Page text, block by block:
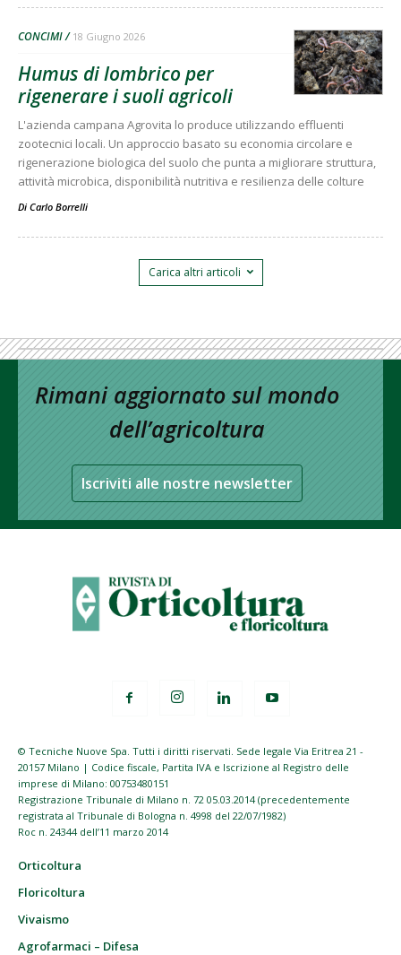
CONCIMI 18 Giugno 2026
Humus di lombrico per
rigenerare i suoli agricoli
L'azienda campana Agrovita lo produce utilizzando effluenti
zootecnici locali. Un approccio basato su economia circolare e
rigenerazione biologica del suolo che punta a migliorare struttura,
attività microbica, disponibilità nutritiva e resilienza delle colture
Di Carlo Borrelli
Carica altri articoli
Rimani aggiornato sul mondo
dell’agricoltura
Iscriviti alle nostre newsletter
© Tecniche Nuove Spa. Tutti i diritti riservati. Sede legale Via Eritrea 21 -
20157 Milano | Codice fiscale, Partita IVA e Iscrizione al Registro delle
imprese di Milano: 00753480151
Registrazione Tribunale di Milano n. 72 05.03.2014 (precedentemente
registrata al Tribunale di Bologna n. 4998 del 22/07/1982)
Roc n. 24344 dell’11 marzo 2014
Orticoltura
Floricoltura
Vivaismo
Agrofarmaci – Difesa